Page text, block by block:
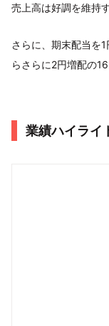
売上高は好調を維持
さらに、期末配当を
らさらに2円増配の
業績ハイライ